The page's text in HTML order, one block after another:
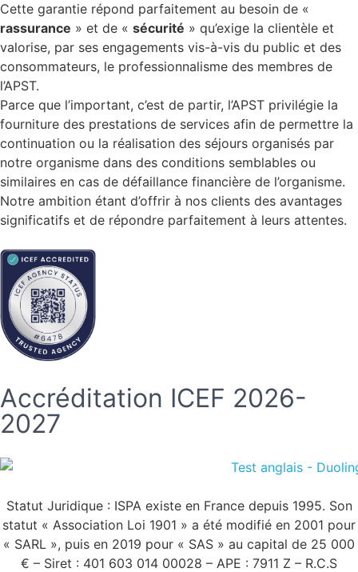
Cette garantie répond parfaitement au besoin de «
rassurance » et de « sécurité » qu’exige la clientèle et
valorise, par ses engagements vis-à-vis du public et des
consommateurs, le professionnalisme des membres de
l’APST.
Parce que l’important, c’est de partir, l’APST privilégie la
fourniture des prestations de services afin de permettre la
continuation ou la réalisation des séjours organisés par
notre organisme dans des conditions semblables ou
similaires en cas de défaillance financière de l’organisme.
Notre ambition étant d’offrir à nos clients des avantages
significatifs et de répondre parfaitement à leurs attentes.
Accréditation ICEF 2026-
2027
Statut Juridique : ISPA existe en France depuis 1995. Son
statut « Association Loi 1901 » a été modifié en 2001 pour
« SARL », puis en 2019 pour « SAS » au capital de 25 000
€ – Siret : 401 603 014 00028 – APE : 7911 Z – R.C.S